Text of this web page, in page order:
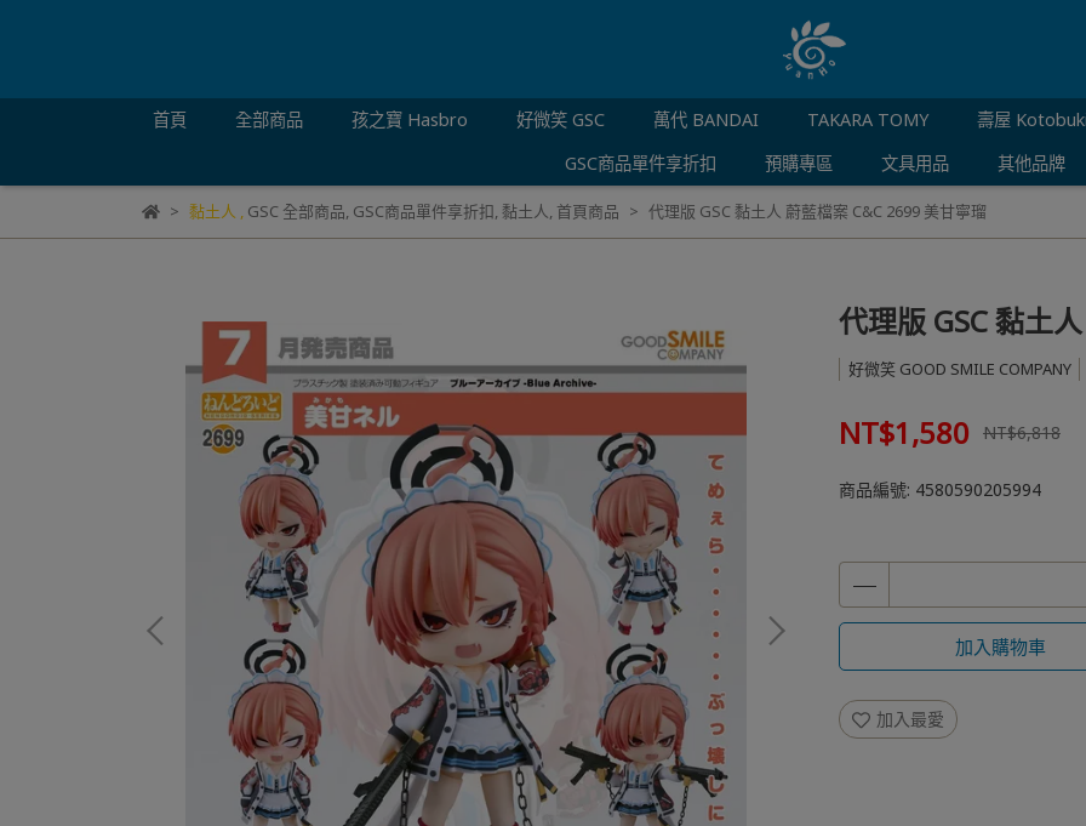
首頁 全部商品 孩之寶 Hasbro 好微笑 GSC 萬代 BANDAI TAKARA TOMY
壽屋
GSC商品單件享折扣
預購專區 文具用品 其他品牌
黏土人 , GSC 全部商品, GSC商品單件享折扣,黏土人, 首頁商品 代理版 GSC 黏土人 蔚藍檔案 C&C 2699 美甘寧瑠
代理版 GSC 黏土
好微笑 GOOD SMILE COMPANY
NT$1,580 NT$6,818
商品編號: 4580590205994
加入購物車
加入最愛